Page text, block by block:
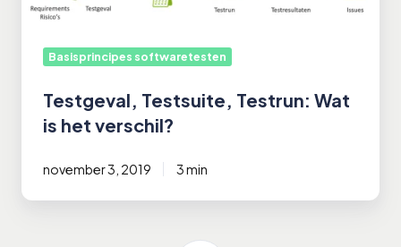
het
Basisprincipes softwaretesten
Testgeval, Testsuite, Testrun: Wat
is het verschil?
november 3, 2019 3 min